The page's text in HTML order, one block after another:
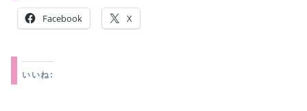
Facebook X
いいね: